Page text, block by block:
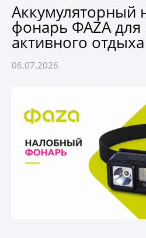
Аккумуляторный
фонарь ФАZA
активного отдыха
06.07.2026